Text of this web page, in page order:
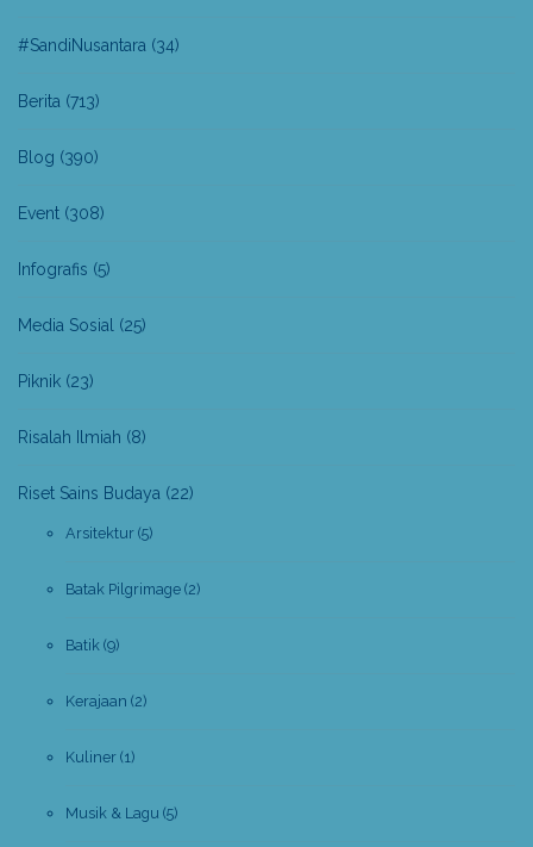
#SandiNusantara (34)
Berita (713)
Blog (390)
Event (308)
Infografis (5)
Media Sosial (25)
Piknik (23)
Risalah Ilmiah (8)
Riset Sains Budaya (22)
Arsitektur (5)
Batak Pilgrimage (2)
Batik (9)
Kerajaan (2)
Kuliner (1)
Musik & Lagu (5)